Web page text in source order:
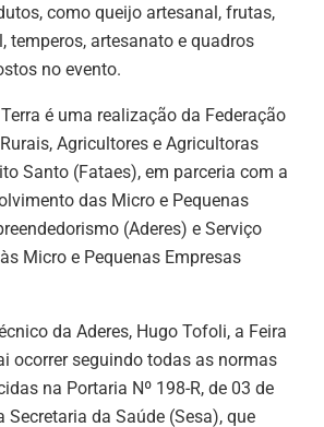
como queijo artesanal, frutas,
temperos, artesanato e quadros
no evento.
é uma realização da Federação
Agricultores e Agricultoras
Santo (Fataes), em parceria com a
das Micro e Pequenas
(Aderes) e Serviço
Micro e Pequenas Empresas
da Aderes, Hugo Tofoli, a Feira
ocorrer seguindo todas as normas
na Portaria Nº 198-R, de 03 de
Secretaria da Saúde (Sesa), que